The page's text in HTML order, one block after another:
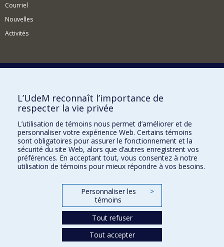
Courriel
Nouvelles
Activités
Comment soutenir l'Institut?
BESOIN D'AIDE?
Plan du site
Signaler une erreur
Accessibilité
FACULTÉ DES ARTS ET DES SCIENCES
Nos départements et écoles
L’UdeM reconnaît l’importance de
respecter la vie privée
L’utilisation de témoins nous permet d’améliorer et de
personnaliser votre expérience Web. Certains témoins
sont obligatoires pour assurer le fonctionnement et la
sécurité du site Web, alors que d’autres enregistrent vos
préférences. En acceptant tout, vous consentez à notre
utilisation de témoins pour mieux répondre à vos besoins.
Personnaliser les
témoins
>
Tout refuser
Tout accepter